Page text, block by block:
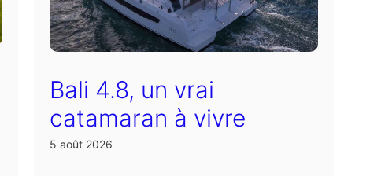
Bali 4.8, un vrai
catamaran à vivre
5 août 2026